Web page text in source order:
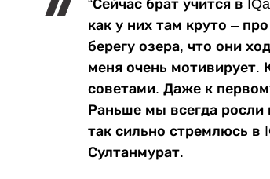
“Сейчас брат учится в
как у них там круто –
берегу озера, что они
меня очень мотивирует.
советами. Даже к
Раньше мы всегда росли
так сильно стремлюсь в
Султанмурат.